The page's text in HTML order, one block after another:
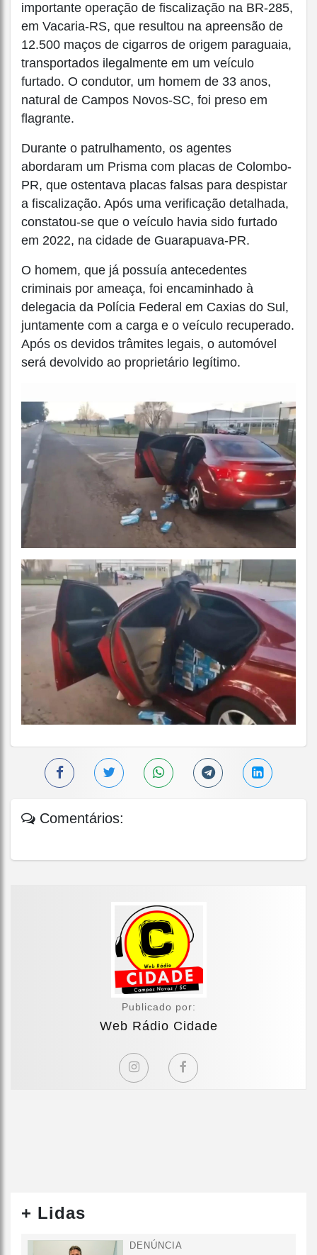
importante operação de fiscalização na BR-285,
em Vacaria-RS, que resultou na apreensão de
12.500 maços de cigarros de origem paraguaia,
transportados ilegalmente em um veículo
furtado. O condutor, um homem de 33 anos,
natural de Campos Novos-SC, foi preso em
flagrante.
Durante o patrulhamento, os agentes
abordaram um Prisma com placas de Colombo-
PR, que ostentava placas falsas para despistar
a fiscalização. Após uma verificação detalhada,
constatou-se que o veículo havia sido furtado
em 2022, na cidade de Guarapuava-PR.
O homem, que já possuía antecedentes
criminais por ameaça, foi encaminhado à
delegacia da Polícia Federal em Caxias do Sul,
juntamente com a carga e o veículo recuperado.
Após os devidos trâmites legais, o automóvel
será devolvido ao proprietário legítimo.
Comentários:
Publicado por:
Web Rádio Cidade
+ Lidas
DENÚNCIA